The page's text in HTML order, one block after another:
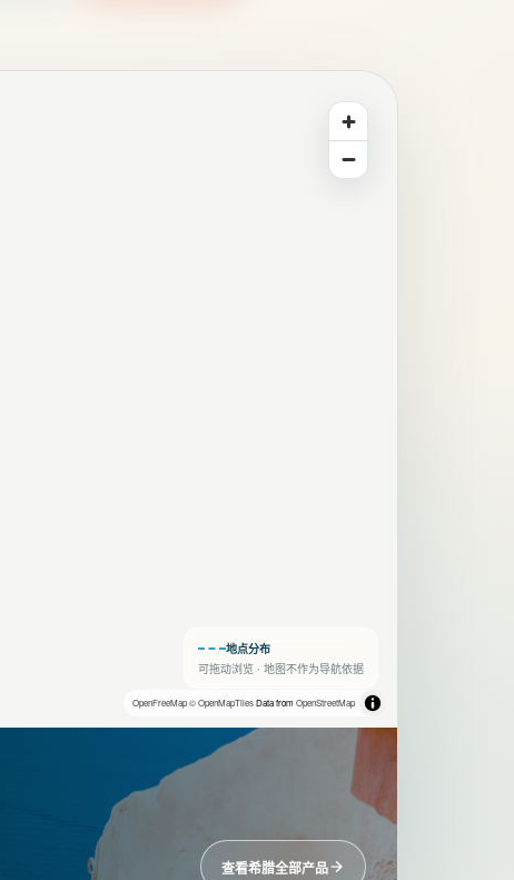
OpenFreeMap© OpenMapTilesData from OpenStreetMap
地点分布
可拖动浏览 · 地图不作为导航依据
查看希腊全部产品